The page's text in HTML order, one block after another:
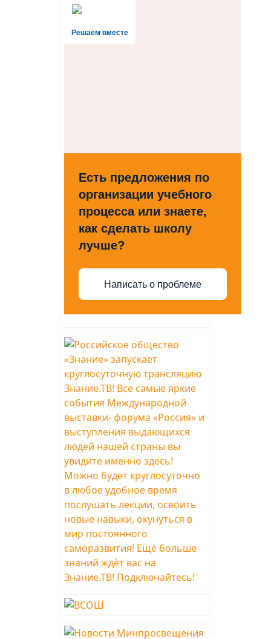
Решаем вместе
Есть предложения по
организации учебного
процесса или знаете,
как сделать школу
лучше?
Написать о проблеме